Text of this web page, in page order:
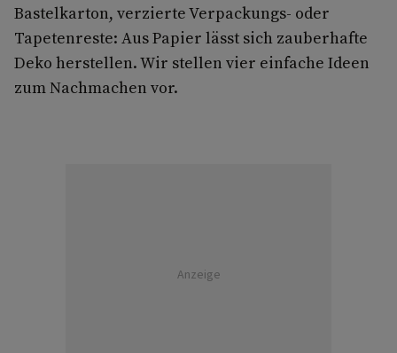
Bastelkarton, verzierte Verpackungs- oder
Tapetenreste: Aus Papier lässt sich zauberhafte
Deko herstellen. Wir stellen vier einfache Ideen
zum Nachmachen vor.
Anzeige